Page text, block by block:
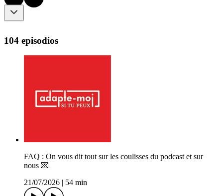
104 episodios
FAQ : On vous dit tout sur les coulisses du podcast et sur
nous 💌
21/07/2026
54 min